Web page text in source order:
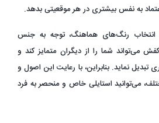
اعتماد به نفس بیشتری در هر موقعیتی بدهد.
انتخاب رنگ‌های هماهنگ، توجه به جنس
می‌تواند شما را از دیگران متمایز کند و
تبدیل نماید. بنابراین، با رعایت این اصول و
می‌توانید استایلی خاص و منحصر به فرد